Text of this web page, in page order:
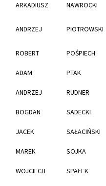
ARKADIUSZ NAWROCKI
ANDRZEJ PIOTROWSKI
ROBERT POŚPIECH
ADAM PTAK
ANDRZEJ RUDNER
BOGDAN SADECKI
JACEK SAŁACIŃSKI
MAREK SOJKA
WOJCIECH SPAŁEK